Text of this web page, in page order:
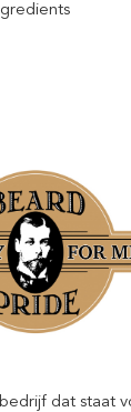
dat staat